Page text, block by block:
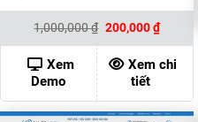
1,000,000₫ Giá
gốc
là:
1,000,000 ₫.
200,000₫Giá
hiện
tại
là:
Xem
Demo
Xem chi
tiết